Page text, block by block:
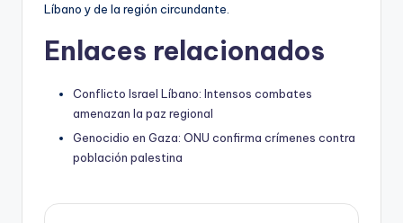
Líbano y de la región circundante.
Enlaces relacionados
Conflicto Israel Líbano: Intensos combates
amenazan la paz regional
Genocidio en Gaza: ONU confirma crímenes contra
población palestina